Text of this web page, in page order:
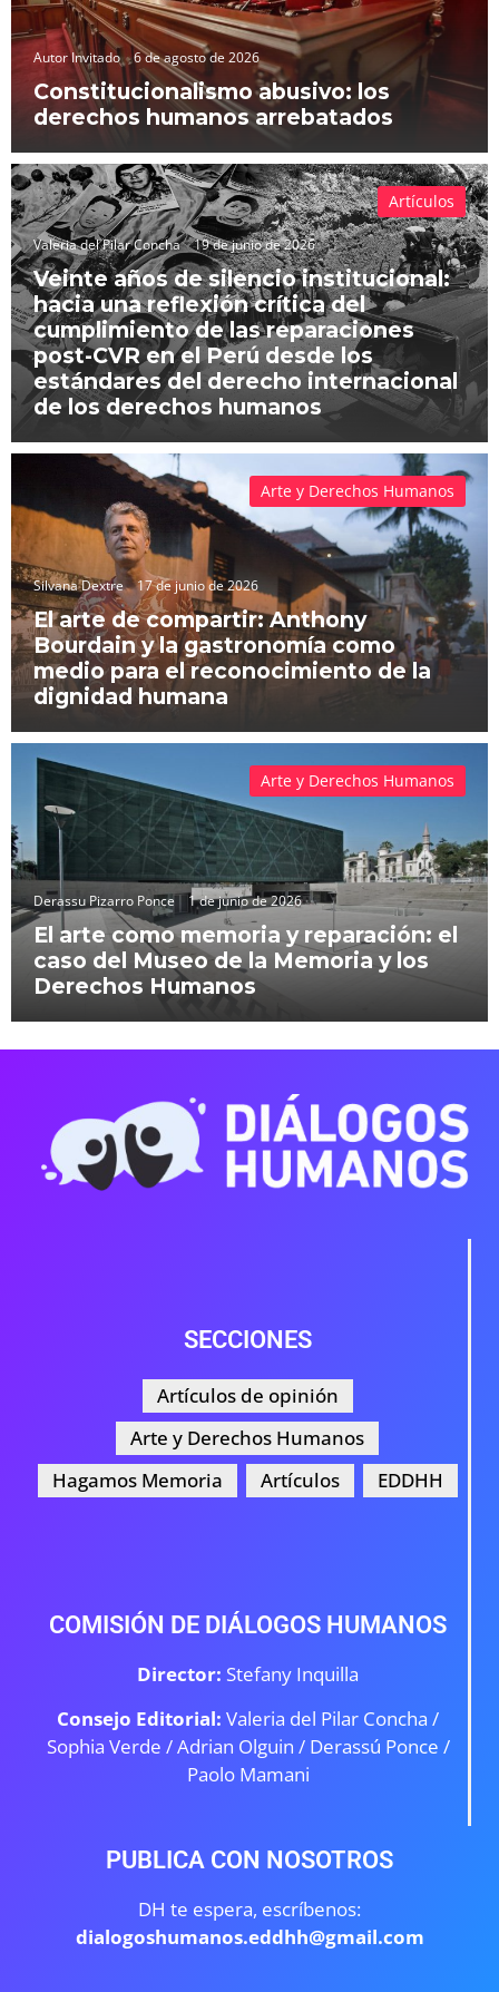
Autor Invitado 6 de agosto de 2026
Constitucionalismo abusivo: los
derechos humanos arrebatados
Valeria del Pilar Concha 19 de junio de 2026
Veinte años de silencio institucional:
hacia una reflexión crítica del
cumplimiento de las reparaciones
post-CVR en el Perú desde los
estándares del derecho internacional
de los derechos humanos
Artículos
Silvana Dextre 17 de junio de 2026
El arte de compartir: Anthony
Bourdain y la gastronomía como
medio para el reconocimiento de la
dignidad humana
Arte y Derechos Humanos
Derassu Pizarro Ponce 1 de junio de 2026
El arte como memoria y reparación: el
caso del Museo de la Memoria y los
Derechos Humanos
Arte y Derechos Humanos
SECCIONES
Artículos de opinión
Arte y Derechos Humanos
Hagamos Memoria
Artículos EDDHH
COMISIÓN DE DIÁLOGOS HUMANOS
Director: Stefany Inquilla
Consejo Editorial: Valeria del Pilar Concha /
Sophia Verde /Adrian Olguin / Derassú Ponce /
Paolo Mamani
PUBLICA CON NOSOTROS
DH te espera, escríbenos:
dialogoshumanos.eddhh@gmail.com